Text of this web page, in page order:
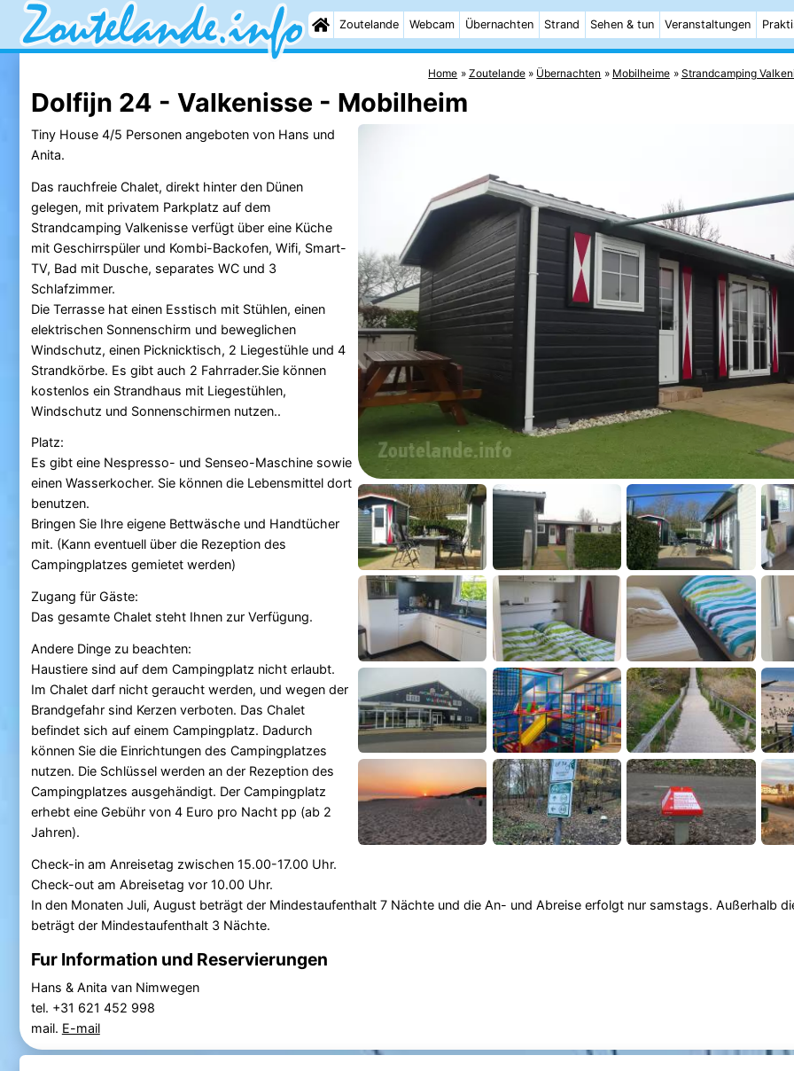
Zoutelande Webcam Übernachten Strand Sehen & tun Veranstaltungen
Home Zoutelande Übernachten Mobilheime Strandcamping
Dolfijn 24 - Valkenisse - Mobilheim
Tiny House 4/5 Personen angeboten von Hans und
Anita.
Das rauchfreie Chalet, direkt hinter den Dünen
gelegen, mit privatem Parkplatz auf dem
Strandcamping Valkenisse verfügt über eine Küche
mit Geschirrspüler und Kombi-Backofen, Wifi, Smart-
TV, Bad mit Dusche, separates WC und 3
Schlafzimmer.
Die Terrasse hat einen Esstisch mit Stühlen, einen
elektrischen Sonnenschirm und beweglichen
Windschutz, einen Picknicktisch, 2 Liegestühle und 4
Strandkörbe. Es gibt auch 2 Fahrrader.Sie können
kostenlos ein Strandhaus mit Liegestühlen,
Windschutz und Sonnenschirmen nutzen..
Platz:
Es gibt eine Nespresso- und Senseo-Maschine sowie
einen Wasserkocher. Sie können die Lebensmittel dort
benutzen.
Bringen Sie Ihre eigene Bettwäsche und Handtücher
mit. (Kann eventuell über die Rezeption des
Campingplatzes gemietet werden)
Zugang für Gäste:
Das gesamte Chalet steht Ihnen zur Verfügung.
Andere Dinge zu beachten:
Haustiere sind auf dem Campingplatz nicht erlaubt.
Im Chalet darf nicht geraucht werden, und wegen der
Brandgefahr sind Kerzen verboten. Das Chalet
befindet sich auf einem Campingplatz. Dadurch
können Sie die Einrichtungen des Campingplatzes
nutzen. Die Schlüssel werden an der Rezeption des
Campingplatzes ausgehändigt. Der Campingplatz
erhebt eine Gebühr von 4 Euro pro Nacht pp (ab 2
Jahren).
Check-in am Anreisetag zwischen 15.00-17.00 Uhr.
Check-out am Abreisetag vor 10.00 Uhr.
In den Monaten Juli, August beträgt der Mindestaufenthalt 7 Nächte und die An- und Abreise erfolgt nur samstags. Außerhalb
beträgt der Mindestaufenthalt 3 Nächte.
Fur Information und Reservierungen
Hans & Anita van Nimwegen
tel. +31 621 452 998
mail. E-mail